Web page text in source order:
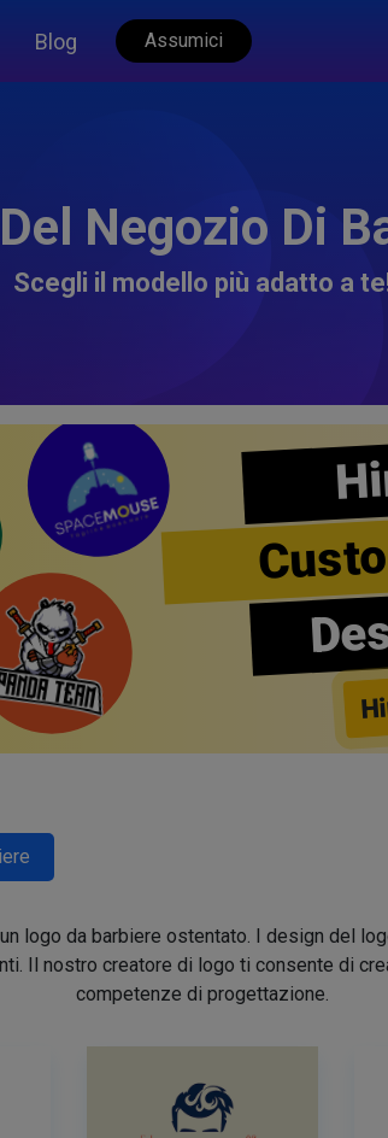
Blog Assumici
Negozio Di
Scegli il modello più adatto a
logo da barbiere ostentato. I design del
Il nostro creatore di logo ti consente di
competenze di progettazione.